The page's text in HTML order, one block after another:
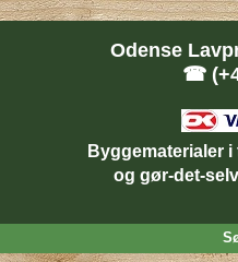
Odense
☎
Byggematerialer
og gør-det-